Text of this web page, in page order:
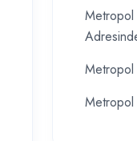
Metropol
Metropol
Metropol